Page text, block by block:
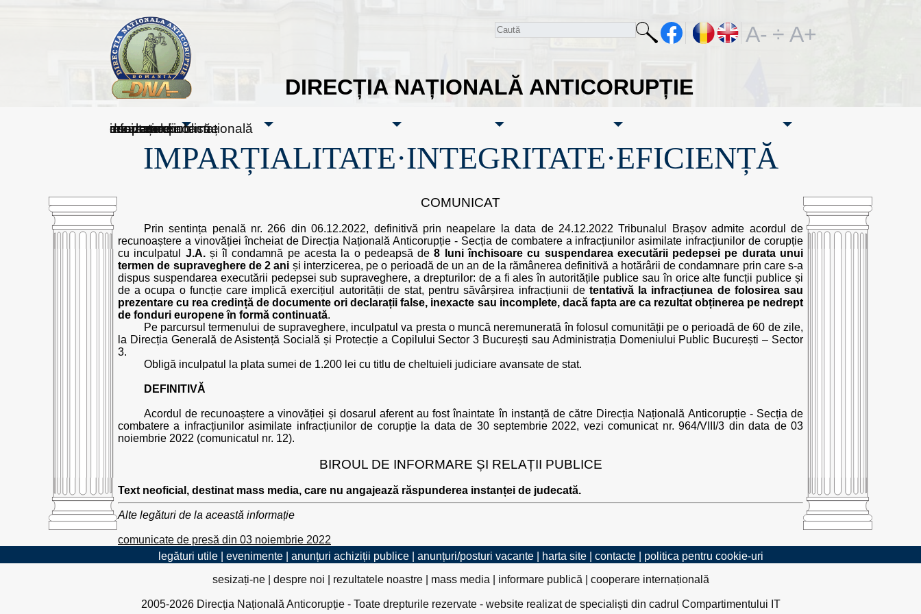
DIRECȚIA NAȚIONALĂ ANTICORUPȚIE
A- ÷ A+
sesizați-ne
despre noi
rezultatele noastre
mass media
informare publică
cooperare internațională
IMPARȚIALITATE·INTEGRITATE·EFICIENȚĂ
COMUNICAT
Prin sentința penală nr. 266 din 06.12.2022, definitivă prin neapelare la data de 24.12.2022 Tribunalul Brașov admite acordul de
recunoaștere a vinovăției încheiat de Direcția Națională Anticorupție - Secția de combatere a infracțiunilor asimilate infracțiunilor de corupție
cu inculpatul J.A.și îl condamnă pe acesta la o pedeapsă de8 luni închisoare cu suspendarea executării pedepsei pe durata unui
termen de supraveghere de 2 ani și interzicerea, pe o perioadă de un an de la rămânerea definitivă a hotărârii de condamnare prin care s-a
dispus suspendarea executării pedepsei sub supraveghere, a drepturilor: de a fi ales în autoritățile publice sau în orice alte funcții publice și
de a ocupa o funcție care implică exercițiul autorității de stat, pentru săvârșirea infracțiunii de tentativă la infracțiunea de folosirea sau
prezentare cu rea credință de documente ori declarații false, inexacte sau incomplete, dacă fapta are ca rezultat obținerea pe nedrept
de fonduri europene în formă continuată.
Pe parcursul termenului de supraveghere, inculpatul va presta o muncă neremunerată în folosul comunității pe o perioadă de 60 de zile,
la Direcția Generală de Asistență Socială și Protecție a Copilului Sector 3 București sau Administrația Domeniului Public București – Sector
3.
Obligă inculpatul la plata sumei de 1.200 lei cu titlu de cheltuieli judiciare avansate de stat.
DEFINITIVĂ
Acordul de recunoaștere a vinovăției și dosarul aferent au fost înaintate în instanță de către Direcția Națională Anticorupție - Secția de
combatere a infracțiunilor asimilate infracțiunilor de corupție la data de 30 septembrie 2022, vezi comunicat nr. 964/VIII/3 din data de 03
noiembrie 2022 (comunicatul nr. 12).
BIROUL DE INFORMARE ȘI RELAȚII PUBLICE
Text neoficial, destinat mass media, care nu angajează răspunderea instanței de judecată.
Alte legături de la această informație
comunicate de presă din 03 noiembrie 2022
legături utile| evenimente| anunțuri achiziții publice| anunțuri/posturi vacante| harta site| contacte| politica pentru cookie-uri
sesizați-ne| despre noi rezultatele noastre| mass media informare publică cooperare internațională
2005-2026 Direcția Națională Anticorupție - Toate drepturile rezervate - website realizat de specialiști din cadrul Compartimentului IT